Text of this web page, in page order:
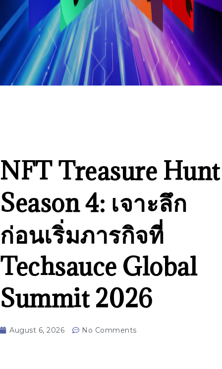
NFT Treasure Hunt
Season 4: เจาะลึก
ก่อนเริ่มภารกิจที่
Techsauce Global
Summit 2026
August 6, 2026 No Comments